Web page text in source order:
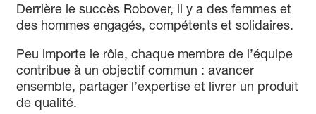
Derrière le succès Robover, il y a des femmes et
des hommes engagés, compétents et solidaires.
Peu importe le rôle, chaque membre de l’équipe
contribue à un objectif commun : avancer
ensemble, partager l’expertise et livrer un produit
de qualité.